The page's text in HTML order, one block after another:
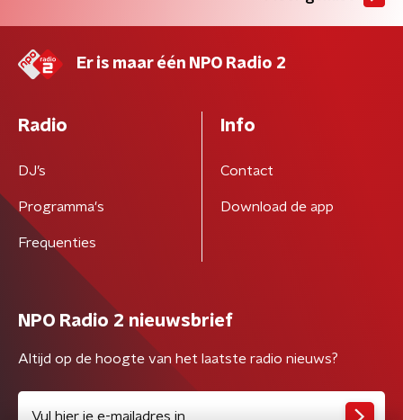
Er is maar één NPO Radio 2
Radio
DJ’s
Programma's
Frequenties
Info
Contact
Download de app
NPO Radio 2 nieuwsbrief
Altijd op de hoogte van het laatste radio nieuws?